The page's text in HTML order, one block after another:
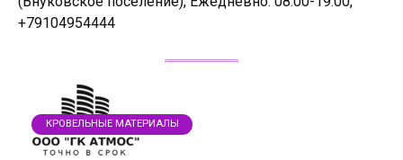
+79104954444
КРОВЕЛЬНЫЕ МАТЕРИАЛЫ